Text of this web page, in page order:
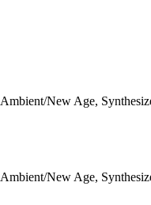
Ambient/New Age,
Ambient/New Age,